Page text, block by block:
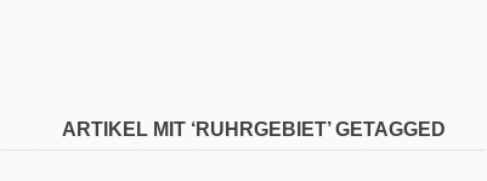
ARTIKEL MIT ‘RUHRGEBIET’ GETAGGED